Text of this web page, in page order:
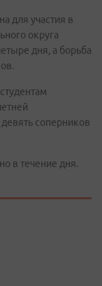
для участия в
округа
дня, а борьба
соперников
в течение дня.